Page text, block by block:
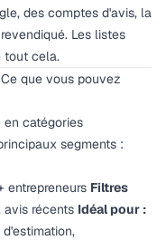
des comptes d'avis, la
Les listes
tout cela.
que vous pouvez
en catégories
segments :
entrepreneurs Filtres
avis récents Idéal pour :